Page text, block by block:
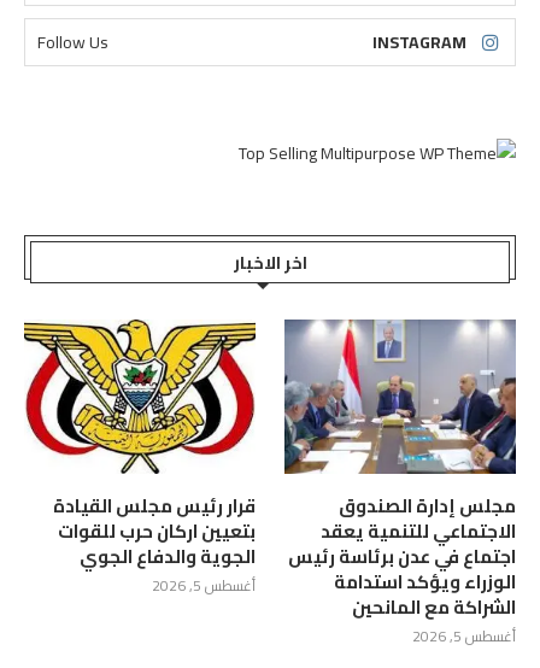
INSTAGRAM
Follow Us
اخر الاخبار
مجلس إدارة الصندوق
الاجتماعي للتنمية يعقد
اجتماع في عدن برئاسة رئيس
الوزراء ويؤكد استدامة
الشراكة مع المانحين
أغسطس 5, 2026
قرار رئيس مجلس القيادة
بتعيين اركان حرب للقوات
الجوية والدفاع الجوي
أغسطس 5, 2026